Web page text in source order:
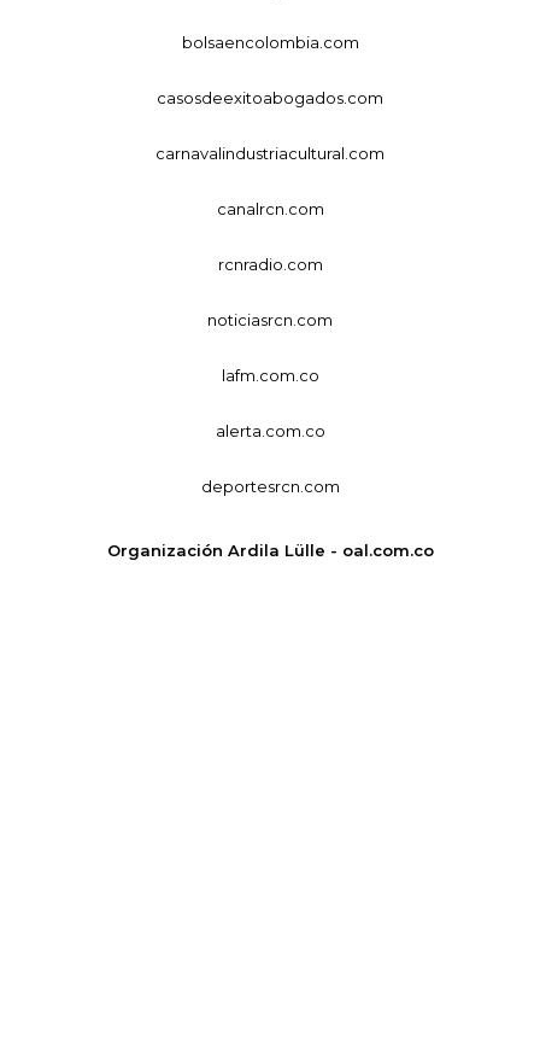
bolsaencolombia.com
casosdeexitoabogados.com
carnavalindustriacultural.com
canalrcn.com
rcnradio.com
noticiasrcn.com
lafm.com.co
alerta.com.co
deportesrcn.com
Organización Ardila Lülle - oal.com.co